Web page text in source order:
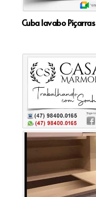
Cuba lavabo Piçarras